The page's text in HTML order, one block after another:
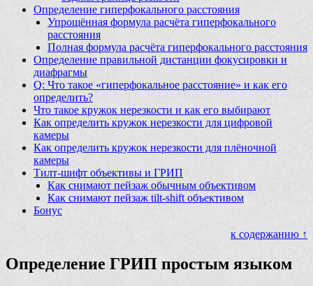
Определение гиперфокального расстояния
Упрощённая формула расчёта гиперфокального
расстояния
Полная формула расчёта гиперфокального расстояния
Определение правильной дистанции фокусировки и
диафрагмы
Q: Что такое «гиперфокальное расстояние» и как его
определить?
Что такое кружок нерезкости и как его выбирают
Как определить кружок нерезкости для цифровой
камеры
Как определить кружок нерезкости для плёночной
камеры
Тилт-шифт объективы и ГРИП
Как снимают пейзаж обычным объективом
Как снимают пейзаж tilt-shift объективом
Бонус
к содержанию ↑
Определение ГРИП простым языком